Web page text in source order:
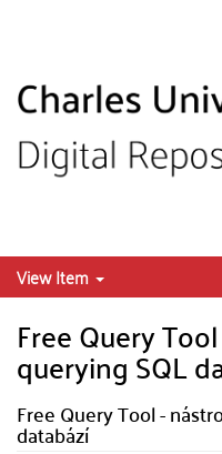
View Item
Free Query
querying SQL
Free Query Tool -
databází